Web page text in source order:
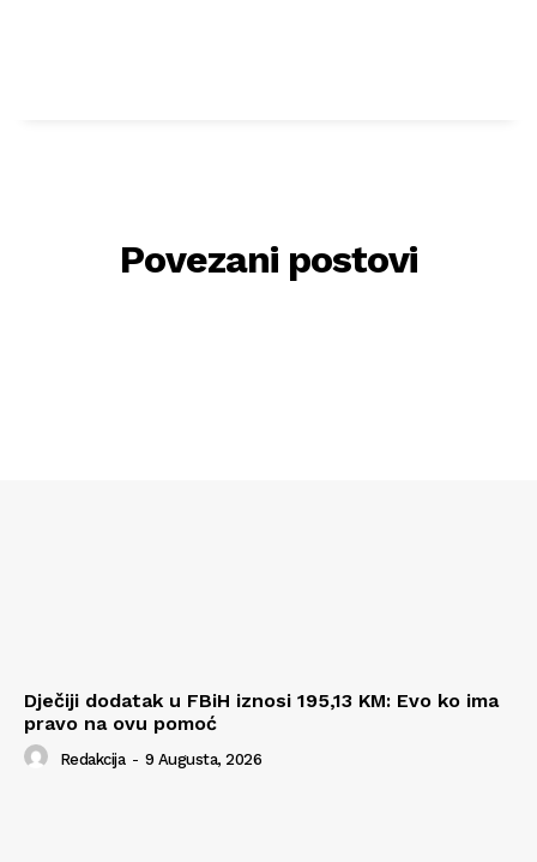
Povezani postovi
Dječiji dodatak u FBiH iznosi 195,13 KM: Evo ko ima
pravo na ovu pomoć
Redakcija - 9 Augusta, 2026